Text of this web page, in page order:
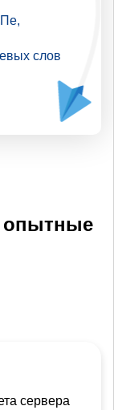
слов
опытные
сервера